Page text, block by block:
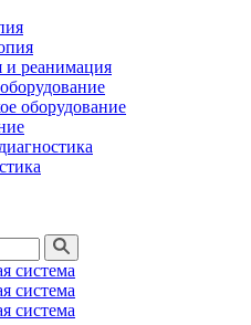
и реанимация
оборудование
система
система
система